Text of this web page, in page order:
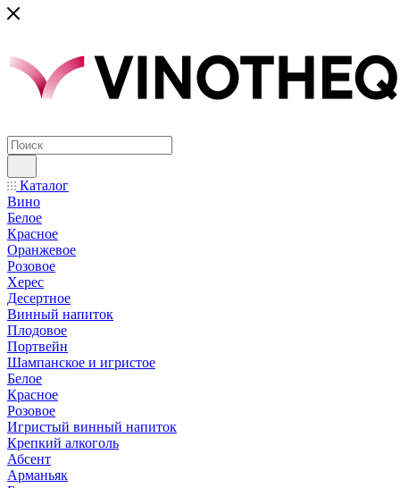
Каталог
Вино
Белое
Красное
Оранжевое
Розовое
Херес
Десертное
Винный напиток
Плодовое
Портвейн
Шампанское и игристое
Белое
Красное
Розовое
Игристый винный напиток
Крепкий алкоголь
Абсент
Арманьяк